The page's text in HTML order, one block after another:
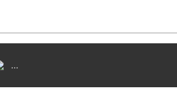
...